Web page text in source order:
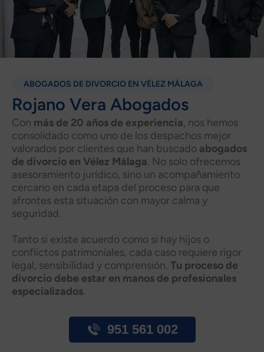
ABOGADOS DE DIVORCIO EN VÉLEZ MÁLAGA
Rojano Vera Abogados
Con más de 20 años de experiencia, nos hemos
consolidado como uno de los despachos mejor
valorados por clientes que han buscado abogados
de divorcio en Vélez Málaga. No solo ofrecemos
asesoramiento jurídico, sino un acompañamiento
cercano en cada etapa del proceso para que
afrontes esta situación con mayor calma y
seguridad.
Tanto si existe acuerdo como si hay hijos o
conflictos patrimoniales, cada caso requiere rigor
legal, sensibilidad y comprensión. Tu proceso de
divorcio debe estar en manos de profesionales
especializados.
951 561 002